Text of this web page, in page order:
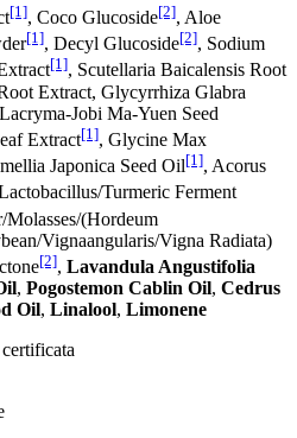
[1], Coco Glucoside[2], Aloe
[1], Decyl Glucoside[2], Sodium
[1], Scutellaria Baicalensis Root
Extract, Glycyrrhiza Glabra
Jobi Ma-Yuen Seed
Extract[1], Glycine Max
Japonica Seed Oil[1], Acorus
Turmeric Ferment
Molasses/(Hordeum
Vignaangularis/Vigna Radiata)
[2], Lavandula Angustifolia
, Pogostemon Cablin Oil, Cedrus
Oil, Linalool, Limonene